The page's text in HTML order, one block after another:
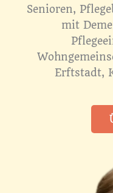
Senioren,
mit
Erftstadt,